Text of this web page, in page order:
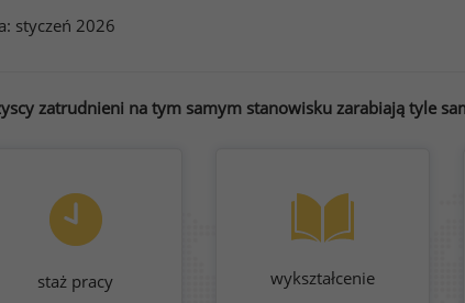
styczeń 2026
zatrudnieni na tym samym stanowisku zarabiają tyle
staż pracy wykształcenie